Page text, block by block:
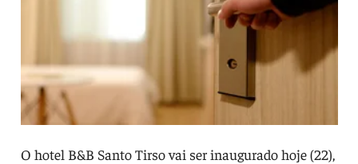
O hotel B&B Santo Tirso vai ser inaugurado hoje (22),